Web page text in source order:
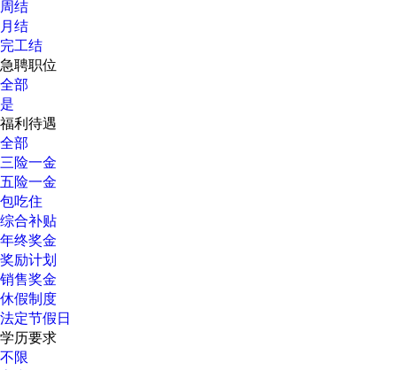
周结
月结
完工结
急聘职位
全部
是
福利待遇
全部
三险一金
五险一金
包吃住
综合补贴
年终奖金
奖励计划
销售奖金
休假制度
法定节假日
学历要求
不限